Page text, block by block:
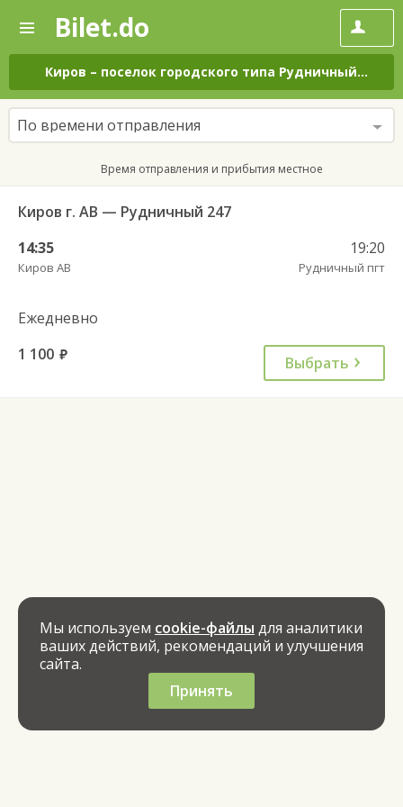
—
Поиск
и
покупка
билетов
на
автобус
онлайн
Bilet.do
Киров – поселок городского типа Рудничный на
По времени отправления
Время отправления и прибытия местное
Киров г. АВ — Рудничный 247
14:35
Киров АВ
19:20
Рудничный пгт
Ежедневно
1 100 руб. Выбрать
Мы используем cookie-файлы для аналитики
ваших действий, рекомендаций и улучшения
сайта.
Принять